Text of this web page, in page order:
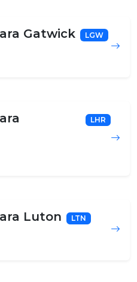
Gatwick LGW
LHR
Luton LTN